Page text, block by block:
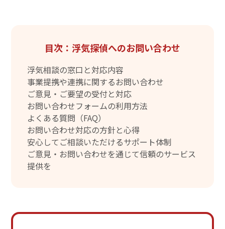
目次：浮気探偵へのお問い合わせ
浮気相談の窓口と対応内容
事業提携や連携に関するお問い合わせ
ご意見・ご要望の受付と対応
お問い合わせフォームの利用方法
よくある質問（FAQ）
お問い合わせ対応の方針と心得
安心してご相談いただけるサポート体制
ご意見・お問い合わせを通じて信頼のサービス
提供を